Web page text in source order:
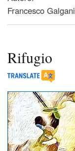
Francesco Galgani
Rifugio